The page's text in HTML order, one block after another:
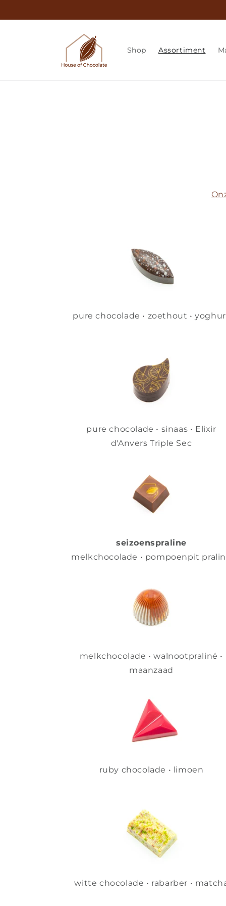
content
Shop Assortiment
pure chocolade • zoethout •
pure chocolade • sinaas • Elixir
d'Anvers Triple Sec
seizoenspraline
melkchocolade • pompoenpit
melkchocolade • walnootpraliné •
maanzaad
ruby chocolade • limoen
witte chocolade • rabarber •